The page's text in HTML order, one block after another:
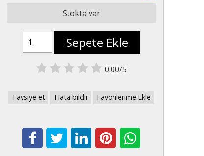
Stokta var
Sepete Ekle
0.00/5
Tavsiye et Hata bildir Favorilerime Ekle